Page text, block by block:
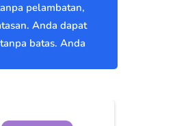
pelambatan,
Anda dapat
batas. Anda